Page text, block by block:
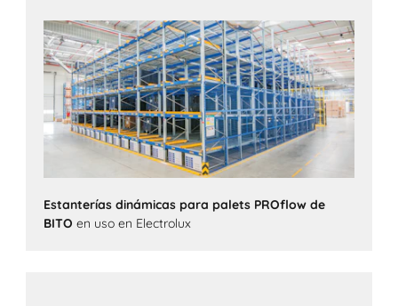
Estanterías dinámicas para palets PROflow de
BITO en uso en Electrolux